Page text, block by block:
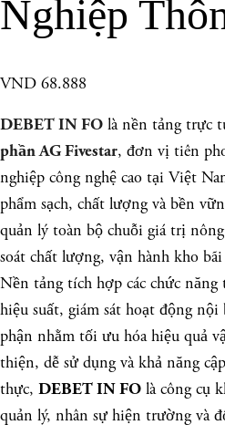
Nghiệp
VND 68.888
DEBET IN FO là nền tảng trực
phần AG Fivestar, đơn vị tiên
nghiệp công nghệ cao tại Việt
phẩm sạch, chất lượng và bền
quản lý toàn bộ chuỗi giá trị
soát chất lượng, vận hành kho
Nền tảng tích hợp các chức
hiệu suất, giám sát hoạt động
phận nhằm tối ưu hóa hiệu quả
thiện, dễ sử dụng và khả năng
thực, DEBET IN FO là công cụ
quản lý, nhân sự hiện trường và